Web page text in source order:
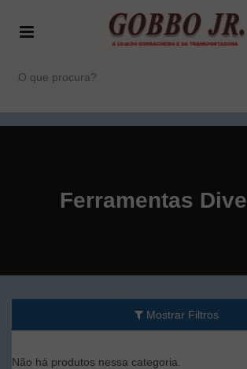
Ferramentas
Mostrar Filtros
Não há produtos nessa categoria.